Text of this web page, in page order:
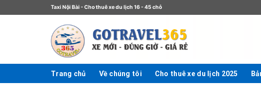
Taxi Nội Bài - Cho thuê xe du lịch 16 - 45 chỗ
Trang chủ Về chúng tôi Cho thuê xe du lịch 2025